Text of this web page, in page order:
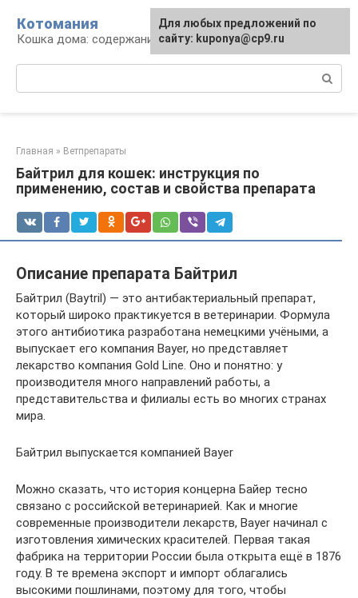
контенту
Котомания
Кошка дома: содержание и уход
Главная » Ветпрепараты
Байтрил для кошек: инструкция по
применению, состав и свойства препарата
Описание препарата Байтрил
Байтрил (Baytril) — это антибактериальный препарат,
который широко практикуется в ветеринарии. Формула
этого антибиотика разработана немецкими учёными, а
выпускает его компания Bayer, но представляет
лекарство компания Gold Line. Оно и понятно: у
производителя много направлений работы, а
представительства и филиалы есть во многих странах
мира.
Байтрил выпускается компанией Bayer
Можно сказать, что история концерна Байер тесно
связано с российской ветеринарией. Как и многие
современные производители лекарств, Bayer начинал с
изготовления химических красителей. Первая такая
фабрика на территории России была открыта ещё в 1876
году. В те времена экспорт и импорт облагались
высокими пошлинами, поэтому для того, чтобы
Для любых предложений по
сайту: kuponya@cp9.ru